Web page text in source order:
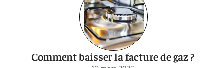
Comment baisser la facture de gaz ?